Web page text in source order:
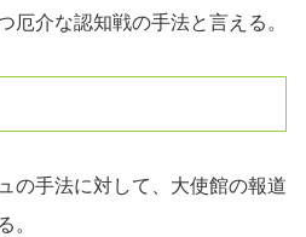
厄介な認知戦の手法と言える。
の手法に対して、大使館の報道
。